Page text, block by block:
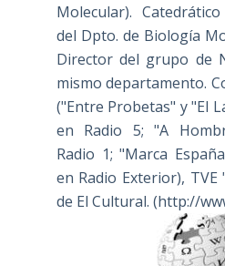
Molecular).
del Dpto. de Biología
Director del grupo de
mismo departamento.
("Entre Probetas" y "El
en Radio 5; "A
Radio 1; "Marca
en Radio Exterior),
de El Cultural. (http://